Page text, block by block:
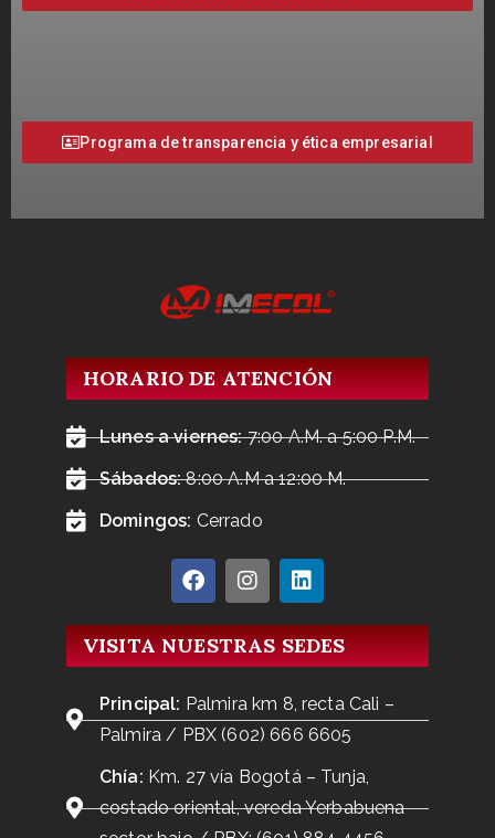
Programa de transparencia y ética empresarial
HORARIO DE ATENCIÓN
Lunes a viernes:7:00 A.M. a 5:00 P.M.
Sábados:8:00 A.M a 12:00 M.
Domingos: Cerrado
VISITA NUESTRAS SEDES
Principal: Palmira km 8, recta Cali –
Palmira / PBX (602) 666 6605
Chía: Km. 27 vía Bogotá – Tunja,
costado oriental, vereda Yerbabuena